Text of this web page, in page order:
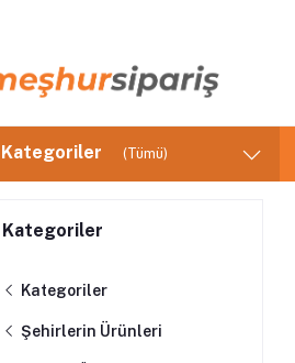
Kategoriler (Tümü)
Kategoriler
Kategoriler
Şehirlerin Ürünleri